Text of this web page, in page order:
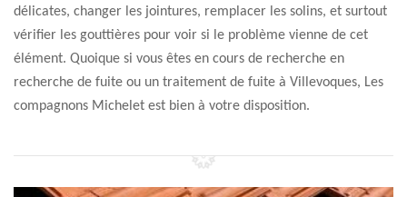
délicates, changer les jointures, remplacer les solins, et surtout
vérifier les gouttières pour voir si le problème vienne de cet
élément. Quoique si vous êtes en cours de recherche en
recherche de fuite ou un traitement de fuite à Villevoques, Les
compagnons Michelet est bien à votre disposition.